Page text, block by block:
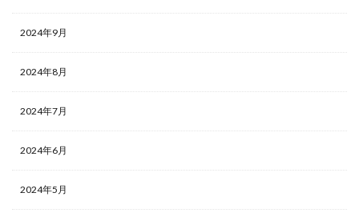
2024年9月
2024年8月
2024年7月
2024年6月
2024年5月